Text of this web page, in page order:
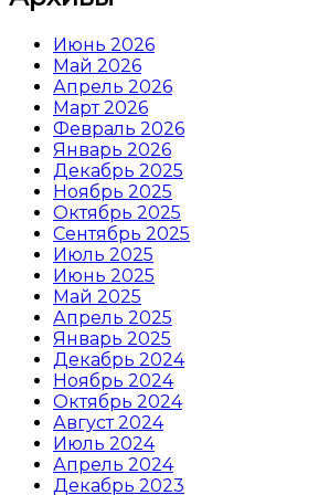
Июнь 2026
Май 2026
Апрель 2026
Март 2026
Февраль 2026
Январь 2026
Декабрь 2025
Ноябрь 2025
Октябрь 2025
Сентябрь 2025
Июль 2025
Июнь 2025
Май 2025
Апрель 2025
Январь 2025
Декабрь 2024
Ноябрь 2024
Октябрь 2024
Август 2024
Июль 2024
Апрель 2024
Декабрь 2023